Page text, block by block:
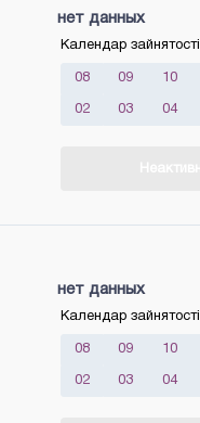
нет данных
Календар зайнятості
08 09 10
02 03 04
нет данных
Календар зайнятості
08 09 10
02 03 04